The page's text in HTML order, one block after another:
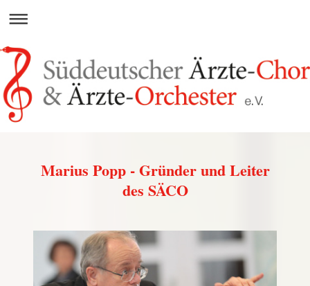
Marius Popp - Gründer und Leiter
des SÄCO